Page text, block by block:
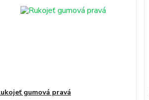
gumová pravá